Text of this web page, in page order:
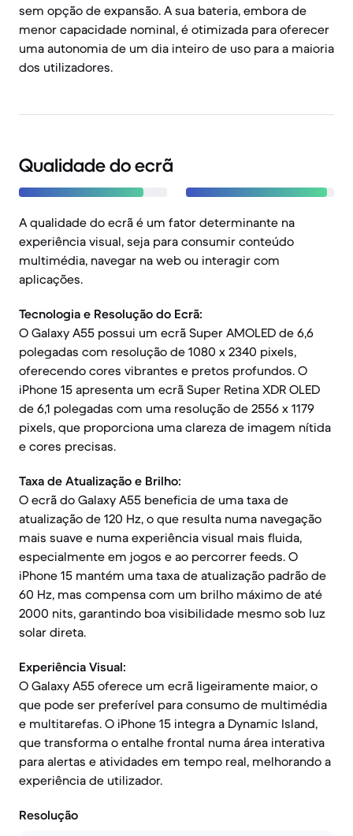
sem opção de expansão. A sua bateria, embora de
menor capacidade nominal, é otimizada para oferecer
uma autonomia de um dia inteiro de uso para a maioria
dos utilizadores.
Qualidade do ecrã
A qualidade do ecrã é um fator determinante na
experiência visual, seja para consumir conteúdo
multimédia, navegar na web ou interagir com
aplicações.
Tecnologia e Resolução do Ecrã:
O Galaxy A55 possui um ecrã Super AMOLED de 6,6
polegadas com resolução de 1080 x 2340 pixels,
oferecendo cores vibrantes e pretos profundos. O
iPhone 15 apresenta um ecrã Super Retina XDR OLED
de 6,1 polegadas com uma resolução de 2556 x 1179
pixels, que proporciona uma clareza de imagem nítida
e cores precisas.
Taxa de Atualização e Brilho:
O ecrã do Galaxy A55 beneficia de uma taxa de
atualização de 120 Hz, o que resulta numa navegação
mais suave e numa experiência visual mais fluida,
especialmente em jogos e ao percorrer feeds. O
iPhone 15 mantém uma taxa de atualização padrão de
60 Hz, mas compensa com um brilho máximo de até
2000 nits, garantindo boa visibilidade mesmo sob luz
solar direta.
Experiência Visual:
O Galaxy A55 oferece um ecrã ligeiramente maior, o
que pode ser preferível para consumo de multimédia
e multitarefas. O iPhone 15 integra a Dynamic Island,
que transforma o entalhe frontal numa área interativa
para alertas e atividades em tempo real, melhorando a
experiência de utilizador.
Resolução